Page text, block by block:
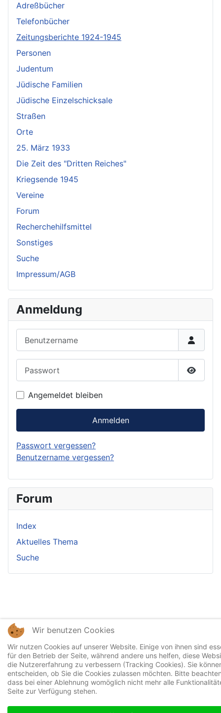
Adreßbücher
Telefonbücher
Zeitungsberichte 1924-1945
Personen
Judentum
Jüdische Familien
Jüdische Einzelschicksale
Straßen
Orte
25. März 1933
Die Zeit des "Dritten Reiches"
Kriegsende 1945
Vereine
Forum
Recherchehilfsmittel
Sonstiges
Suche
Impressum/AGB
Anmeldung
Angemeldet bleiben
Anmelden
Passwort vergessen?
Benutzername vergessen?
Forum
Index
Aktuelles Thema
Suche
Wir benutzen Cookies
Wir nutzen Cookies auf unserer Website. Einige von ihnen sind
für den Betrieb der Seite, während andere uns helfen, diese
die Nutzererfahrung zu verbessern (Tracking Cookies). Sie
entscheiden, ob Sie die Cookies zulassen möchten. Bitte
dass bei einer Ablehnung womöglich nicht mehr alle
Seite zur Verfügung stehen.